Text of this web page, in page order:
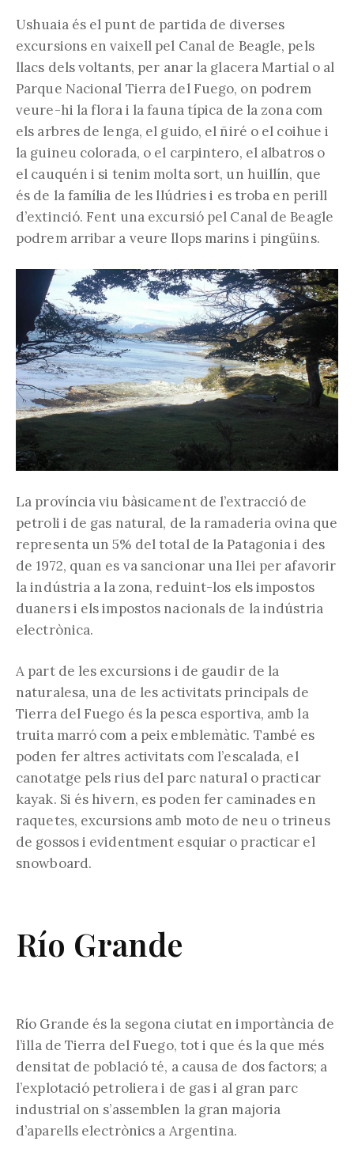
Ushuaia és el punt de partida de diverses
excursions en vaixell pel Canal de Beagle, pels
llacs dels voltants, per anar la glacera Martial o al
Parque Nacional Tierra del Fuego, on podrem
veure-hi la flora i la fauna típica de la zona com
els arbres de lenga, el guido, el ñiré o el coihue i
la guineu colorada, o el carpintero, el albatros o
el cauquén i si tenim molta sort, un huillín, que
és de la família de les llúdries i es troba en perill
d’extinció. Fent una excursió pel Canal de Beagle
podrem arribar a veure llops marins i pingüins.
La província viu bàsicament de l’extracció de
petroli i de gas natural, de la ramaderia ovina que
representa un 5% del total de la Patagonia i des
de 1972, quan es va sancionar una llei per afavorir
la indústria a la zona, reduint-los els impostos
duaners i els impostos nacionals de la indústria
electrònica.
A part de les excursions i de gaudir de la
naturalesa, una de les activitats principals de
Tierra del Fuego és la pesca esportiva, amb la
truita marró com a peix emblemàtic. També es
poden fer altres activitats com l’escalada, el
canotatge pels rius del parc natural o practicar
kayak. Si és hivern, es poden fer caminades en
raquetes, excursions amb moto de neu o trineus
de gossos i evidentment esquiar o practicar el
snowboard.
Río Grande
Río Grande és la segona ciutat en importància de
l’illa de Tierra del Fuego, tot i que és la que més
densitat de població té, a causa de dos factors; a
l’explotació petroliera i de gas i al gran parc
industrial on s’assemblen la gran majoria
d’aparells electrònics a Argentina.